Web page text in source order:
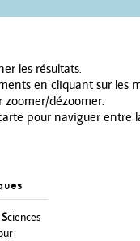
les résultats.
en cliquant sur les
zoomer/dézoomer.
pour naviguer entre
Sciences